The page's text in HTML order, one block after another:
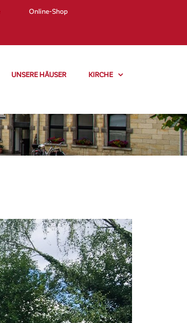
Online-Shop
UNSERE HÄUSER KIRCHE